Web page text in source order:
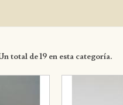
total de 19 en esta categoría.